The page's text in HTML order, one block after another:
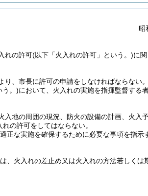
昭
れの許可(以下「火入れの許可」という。)に
り、市長に許可の申請をしなければならない。
う。)において、火入れの実施を指揮監督する
地の周囲の現況、防火の設備の計画、火入
の許可をしてはならない。
正な実施を確保するために必要な事項を指示
、火入れの差止め又は火入れの方法若しくは